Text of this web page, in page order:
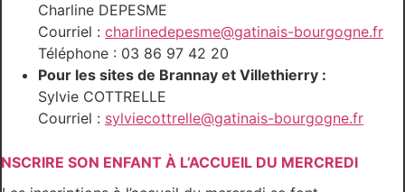
Charline DEPESME
Courriel : charlinedepesme@gatinais-bourgogne.fr
Téléphone : 03 86 97 42 20
Pour les sites de Brannay et Villethierry :
Sylvie COTTRELLE
Courriel : sylviecottrelle@gatinais-bourgogne.fr
SON ENFANT À L’ACCUEIL DU MERCREDI